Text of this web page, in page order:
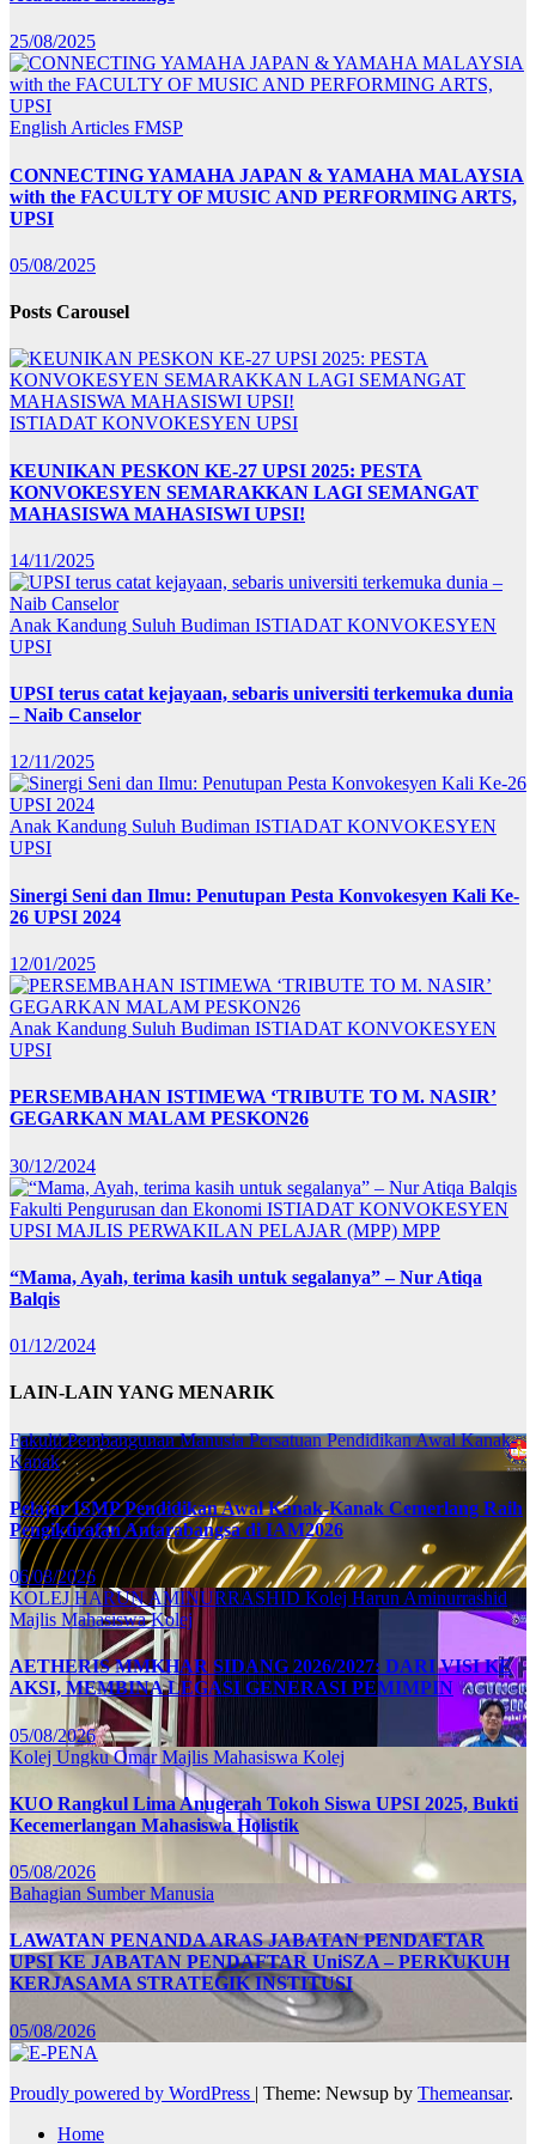
25/08/2025
English Articles FMSP
CONNECTING YAMAHA JAPAN & YAMAHA MALAYSIA
with the FACULTY OF MUSIC AND PERFORMING ARTS,
UPSI
05/08/2025
Posts Carousel
ISTIADAT KONVOKESYEN UPSI
KEUNIKAN PESKON KE-27 UPSI 2025: PESTA
KONVOKESYEN SEMARAKKAN LAGI SEMANGAT
MAHASISWA MAHASISWI UPSI!
14/11/2025
Anak Kandung Suluh Budiman ISTIADAT KONVOKESYEN
UPSI
UPSI terus catat kejayaan, sebaris universiti terkemuka dunia
– Naib Canselor
12/11/2025
Anak Kandung Suluh Budiman ISTIADAT KONVOKESYEN
UPSI
Sinergi Seni dan Ilmu: Penutupan Pesta Konvokesyen Kali Ke-
26 UPSI 2024
12/01/2025
Anak Kandung Suluh Budiman ISTIADAT KONVOKESYEN
UPSI
PERSEMBAHAN ISTIMEWA ‘TRIBUTE TO M. NASIR’
GEGARKAN MALAM PESKON26
30/12/2024
Fakulti Pengurusan dan Ekonomi ISTIADAT KONVOKESYEN
UPSI MAJLIS PERWAKILAN PELAJAR (MPP) MPP
“Mama, Ayah, terima kasih untuk segalanya” – Nur Atiqa
Balqis
01/12/2024
LAIN-LAIN YANG MENARIK
Fakulti Pembangunan ManusiaPersatuan Pendidikan Awal Kanak-
Kanak
Pelajar ISMP Pendidikan Awal Kanak-Kanak Cemerlang Raih
Pengiktirafan Antarabangsa di IAM2026
06/08/2026
KOLEJ HARUN AMINURRASHID Kolej Harun Aminurrashid
Majlis Mahasiswa Kolej
AETHERIS MMKHAR SIDANG 2026/2027: DARI VISI KE
AKSI, MEMBINA LEGASI GENERASI PEMIMPIN
05/08/2026
Kolej Ungku OmarMajlis Mahasiswa Kolej
KUO Rangkul Lima Anugerah Tokoh Siswa UPSI 2025, Bukti
Kecemerlangan Mahasiswa Holistik
05/08/2026
Bahagian Sumber Manusia
LAWATAN PENANDA ARAS JABATAN PENDAFTAR
UPSI KE JABATAN PENDAFTAR UniSZA – PERKUKUH
KERJASAMA STRATEGIK INSTITUSI
05/08/2026
Proudly powered by WordPress | Theme: Newsup by Themeansar.
Home